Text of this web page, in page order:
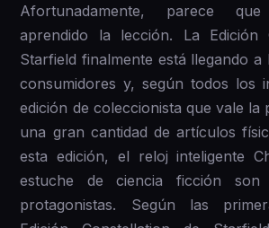
Afortunadamente, parece
aprendido la lección. La Edición
Starfield finalmente está llegando a
consumidores y, según todos los
edición de coleccionista que vale la
una gran cantidad de artículos
esta edición, el reloj inteligente
estuche de ciencia ficción son
protagonistas. Según las